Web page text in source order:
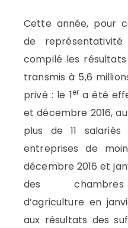
Cette année, pour
de
compilé les
transmis à 5,6
privé : le 1er a été
et décembre 2016,
plus de 11
entreprises de
décembre 2016 et
des chambres
d’agriculture en
aux résultats des